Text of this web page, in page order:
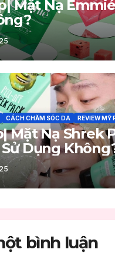
Mặt Nạ
CÁCH CHĂM SÓC DA REVIEW MỸ
Mặt Nạ Shrek
Sử Dụng
bình luận